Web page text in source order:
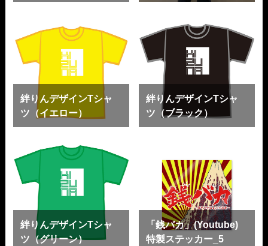
絆りんデザインTシャ
ツ（イエロー）
絆りんデザインTシャ
ツ（ブラック）
絆りんデザインTシャ
ツ（グリーン）
「銭バカ」(Youtube)
特製ステッカー_5